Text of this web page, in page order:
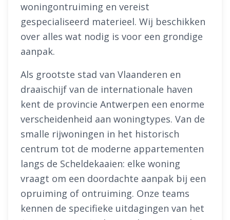
woningontruiming en vereist
gespecialiseerd materieel. Wij beschikken
over alles wat nodig is voor een grondige
aanpak.
Als grootste stad van Vlaanderen en
draaischijf van de internationale haven
kent de provincie Antwerpen een enorme
verscheidenheid aan woningtypes. Van de
smalle rijwoningen in het historisch
centrum tot de moderne appartementen
langs de Scheldekaaien: elke woning
vraagt om een doordachte aanpak bij een
opruiming of ontruiming. Onze teams
kennen de specifieke uitdagingen van het